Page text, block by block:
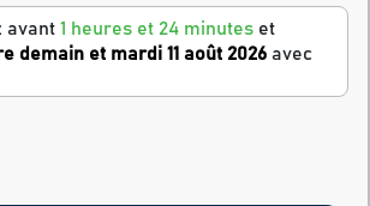
avant 1 heures et 24 minutes et
demain et mardi 11 août 2026 avec